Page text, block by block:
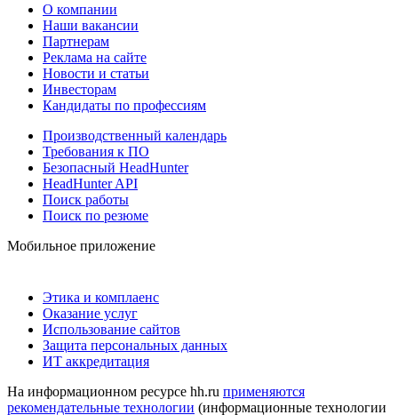
О компании
Наши вакансии
Партнерам
Реклама на сайте
Новости и статьи
Инвесторам
Кандидаты по профессиям
Производственный календарь
Требования к ПО
Безопасный HeadHunter
HeadHunter API
Поиск работы
Поиск по резюме
Мобильное приложение
Этика и комплаенс
Оказание услуг
Использование сайтов
Защита персональных данных
ИТ аккредитация
На информационном ресурсе hh.ru применяются
рекомендательные технологии (информационные технологии